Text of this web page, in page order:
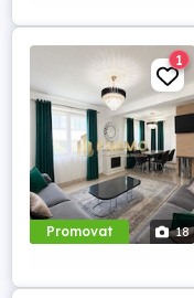
Promovat 18
1